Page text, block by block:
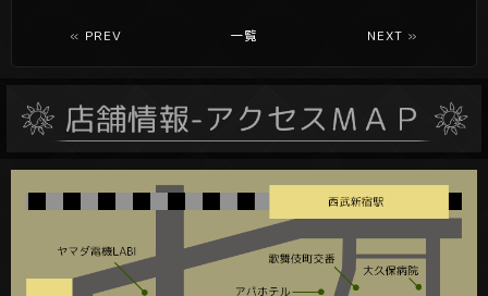
« PREV 一覧 NEXT »